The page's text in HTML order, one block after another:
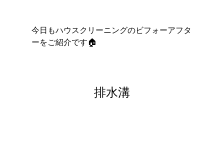
今日もハウスクリーニングのビフォーアフタ
ーをご紹介です🏠
排水溝